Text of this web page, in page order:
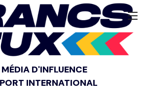
MÉDIA D'INFLUENCE
INTERNATIONAL